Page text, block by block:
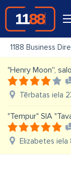
1188 Business
"Henry Moon'',
Tērbatas iela
"Tempur" SIA
Elizabetes iela